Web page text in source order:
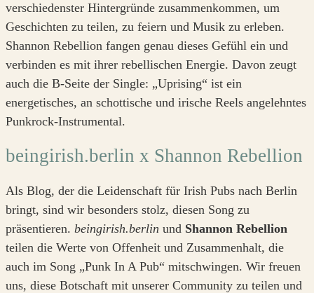
verschiedenster Hintergründe zusammenkommen, um
Geschichten zu teilen, zu feiern und Musik zu erleben.
Shannon Rebellion fangen genau dieses Gefühl ein und
verbinden es mit ihrer rebellischen Energie. Davon zeugt
auch die B-Seite der Single: „Uprising“ ist ein
energetisches, an schottische und irische Reels angelehntes
Punkrock-Instrumental.
beingirish.berlin x Shannon Rebellion
Als Blog, der die Leidenschaft für Irish Pubs nach Berlin
bringt, sind wir besonders stolz, diesen Song zu
präsentieren. beingirish.berlin und Shannon Rebellion
teilen die Werte von Offenheit und Zusammenhalt, die
auch im Song „Punk In A Pub“ mitschwingen. Wir freuen
uns, diese Botschaft mit unserer Community zu teilen und